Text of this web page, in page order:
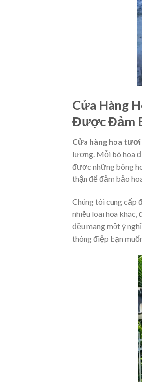
Cửa Hàng
Được Đảm
Cửa hàng hoa tươi
lượng. Mỗi bó hoa
được những bông
thận để đảm bảo
Chúng tôi cung cấp
nhiều loài hoa khác,
đều mang một ý
thông điệp bạn